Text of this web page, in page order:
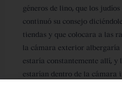
géneros de lino, que los
continuó su consejo
tiendas y que colocara a las
la cámara exterior
estaría constantemente allí, y
estarían dentro de la cámara